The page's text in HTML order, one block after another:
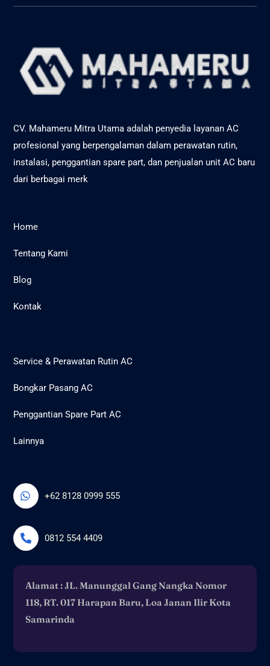
CV. Mahameru Mitra Utama adalah penyedia layanan AC
profesional yang berpengalaman dalam perawatan rutin,
instalasi, penggantian spare part, dan penjualan unit AC baru
dari berbagai merk
Home
Tentang Kami
Blog
Kontak
Service & Perawatan Rutin AC
Bongkar Pasang AC
Penggantian Spare Part AC
Lainnya
+62 8128 0999 555
0812 554 4409
Alamat : JL. Manunggal Gang Nangka Nomor
118, RT. 017 Harapan Baru, Loa Janan Ilir Kota
Samarinda